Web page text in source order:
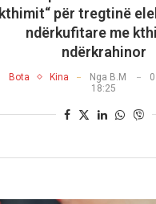
kthimit“ për tregtinë
ndërkufitare me
ndërkrahinor
Bota Kina Nga B.M
18:25